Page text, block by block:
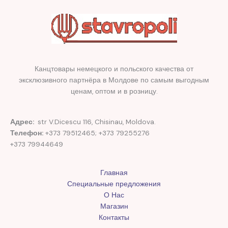
Канцтовары немецкого и польского качества от
эксклюзивного партнёра в Молдове по самым выгодным
ценам, оптом и в розницу.
Адрес: str V.Dicescu 116, Chisinau, Moldova.
Телефон: +373 79512465; +373 79255276
+373 79944649
Главная
Специальные предложения
О Нас
Магазин
Контакты